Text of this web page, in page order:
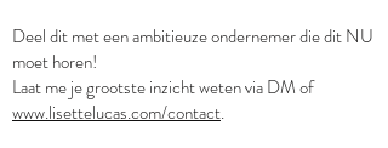
Deel dit met een ambitieuze ondernemer die dit NU
moet horen!
Laat me je grootste inzicht weten via DM of
www.lisettelucas.com/contact.